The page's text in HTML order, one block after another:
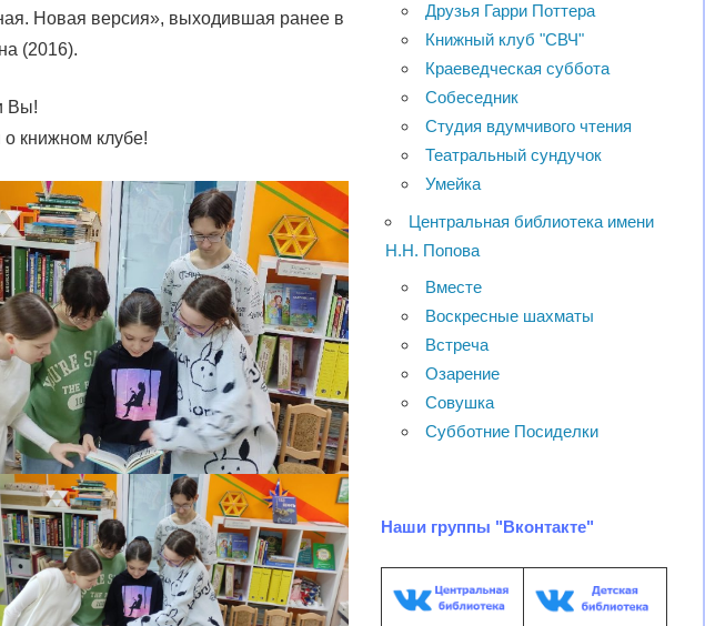
Новая версия», выходившая ранее в
(2016).
Вы!
о книжном клубе!
Друзья Гарри Поттера
Книжный клуб "СВЧ"
Краеведческая суббота
Собеседник
Студия вдумчивого чтения
Театральный сундучок
Умейка
Центральная библиотека имени
Н.Н. Попова
Вместе
Воскресные шахматы
Встреча
Озарение
Совушка
Субботние Посиделки
Наши группы "Вконтакте"